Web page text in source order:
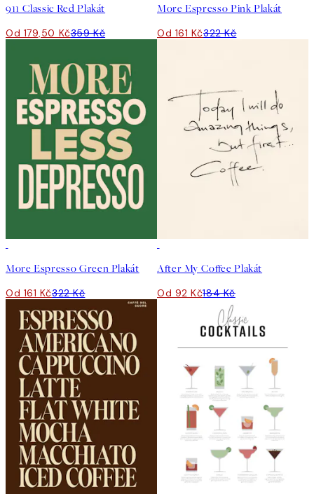
911 Classic Red Plakát
Od 179,50 Kč359 Kč
More Espresso Pink Plakát
Od 161 Kč322 Kč
More Espresso Green Plakát
Od 161 Kč322 Kč
After My Coffee Plakát
Od 92 Kč184 Kč